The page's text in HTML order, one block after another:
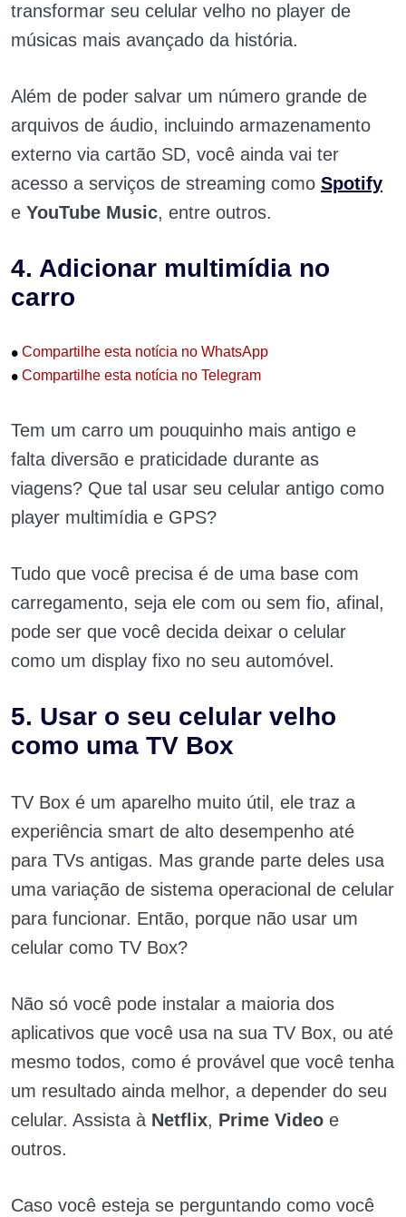
transformar seu celular velho no player de
músicas mais avançado da história.
Além de poder salvar um número grande de
arquivos de áudio, incluindo armazenamento
externo via cartão SD, você ainda vai ter
acesso a serviços de streaming como Spotify
e YouTube Music, entre outros.
4. Adicionar multimídia no
carro
• Compartilhe esta notícia no WhatsApp
• Compartilhe esta notícia no Telegram
Tem um carro um pouquinho mais antigo e
falta diversão e praticidade durante as
viagens? Que tal usar seu celular antigo como
player multimídia e GPS?
Tudo que você precisa é de uma base com
carregamento, seja ele com ou sem fio, afinal,
pode ser que você decida deixar o celular
como um display fixo no seu automóvel.
5. Usar o seu celular velho
como uma TV Box
TV Box é um aparelho muito útil, ele traz a
experiência smart de alto desempenho até
para TVs antigas. Mas grande parte deles usa
uma variação de sistema operacional de celular
para funcionar. Então, porque não usar um
celular como TV Box?
Não só você pode instalar a maioria dos
aplicativos que você usa na sua TV Box, ou até
mesmo todos, como é provável que você tenha
um resultado ainda melhor, a depender do seu
celular. Assista à Netflix, Prime Video e
outros.
Caso você esteja se perguntando como você